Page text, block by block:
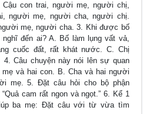
con trai, người mẹ, người chị,
người mẹ, người cha, người chị.
mẹ, người cha. 3. Khi được bố
đến ai? A. Bố làm lụng vất vả,
cuốc đất, rất khát nước. C. Chị
Câu chuyện này nói lên sự quan
và hai con. B. Cha và hai người
mẹ. 5. Đặt câu hỏi cho bộ phận
cam rất ngon và ngọt.” 6. Kể 1
ba mẹ: Đặt câu với từ vừa tìm